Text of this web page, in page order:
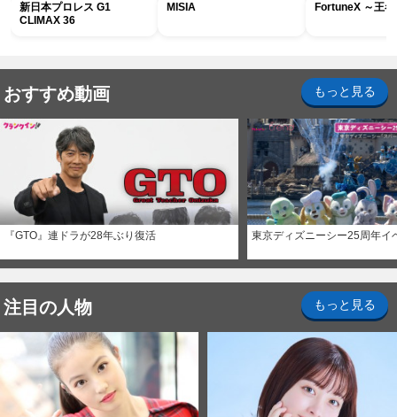
新日本プロレス G1
CLIMAX 36
MISIA FortuneX ～王
おすすめ動画 もっと見る
『GTO』連ドラが28年ぶり復活 東京ディズニーシー25周年イ
注目の人物 もっと見る